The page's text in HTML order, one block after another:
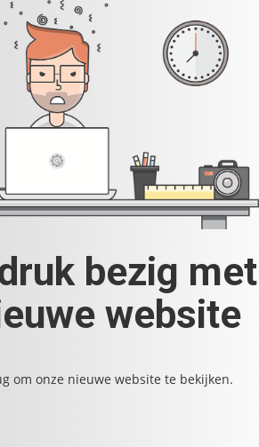
bezig met
website
om onze nieuwe website te bekijken.